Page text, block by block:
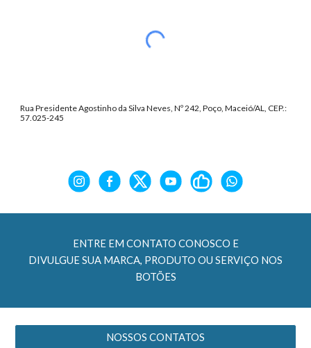
Rua Presidente Agostinho da Silva Neves, Nº 242, Poço, Maceió/AL, CEP.:
57.025-245
ENTRE EM CONTATO CONOSCO E
DIVULGUE SUA MARCA, PRODUTO OU SERVIÇO NOS
BOTÕES
NOSSOS CONTATOS